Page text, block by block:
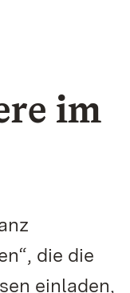
im
die die
einladen,